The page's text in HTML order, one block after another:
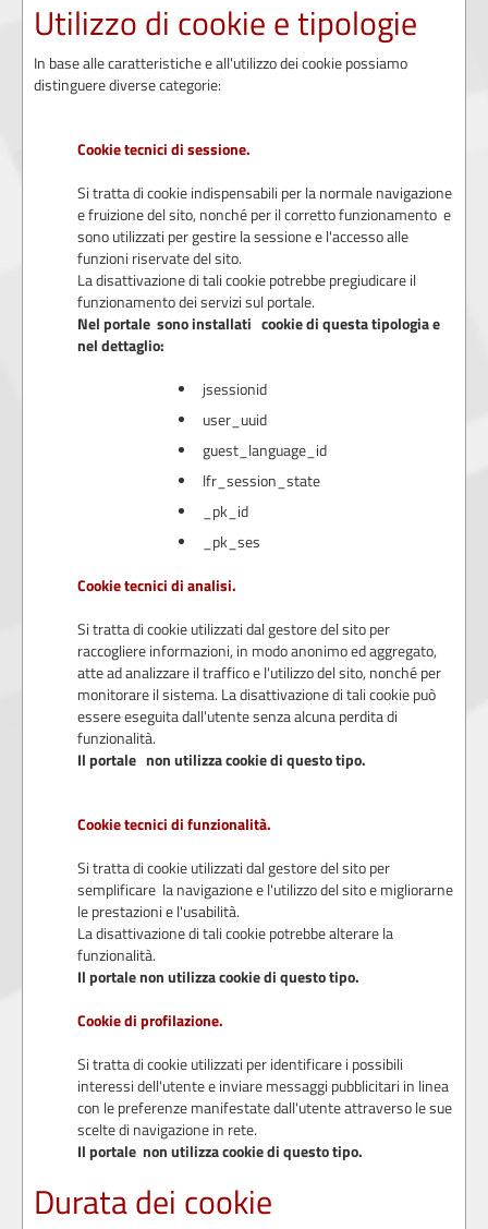
Utilizzo di cookie e tipologie
In base alle caratteristiche e all'utilizzo dei cookie possiamo
distinguere diverse categorie:
Cookie tecnici di sessione.
Si tratta di cookie indispensabili per la normale navigazione
e fruizione del sito, nonché per il corretto funzionamento e
sono utilizzati per gestire la sessione e l'accesso alle
funzioni riservate del sito.
La disattivazione di tali cookie potrebbe pregiudicare il
funzionamento dei servizi sul portale.
Nel portale sono installati cookie di questa tipologia e
nel dettaglio:
jsessionid
user_uuid
guest_language_id
lfr_session_state
_pk_id
_pk_ses
Cookie tecnici di analisi.
Si tratta di cookie utilizzati dal gestore del sito per
raccogliere informazioni, in modo anonimo ed aggregato,
atte ad analizzare il traffico e l'utilizzo del sito, nonché per
monitorare il sistema. La disattivazione di tali cookie può
essere eseguita dall'utente senza alcuna perdita di
funzionalità.
Il portale non utilizza cookie di questo tipo.
Cookie tecnici di funzionalità.
Si tratta di cookie utilizzati dal gestore del sito per
semplificare la navigazione e l'utilizzo del sito e migliorarne
le prestazioni e l'usabilità.
La disattivazione di tali cookie potrebbe alterare la
funzionalità.
Il portale non utilizza cookie di questo tipo.
Cookie di profilazione.
Si tratta di cookie utilizzati per identificare i possibili
interessi dell'utente e inviare messaggi pubblicitari in linea
con le preferenze manifestate dall'utente attraverso le sue
scelte di navigazione in rete.
Il portale non utilizza cookie di questo tipo.
Durata dei cookie